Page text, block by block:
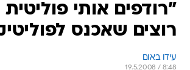
"רודפים אותי
רוצים שאכנס
עידו באום
19.5.2008 / 8:48